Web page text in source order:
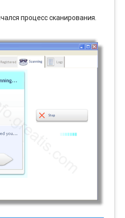
процесс сканирования.